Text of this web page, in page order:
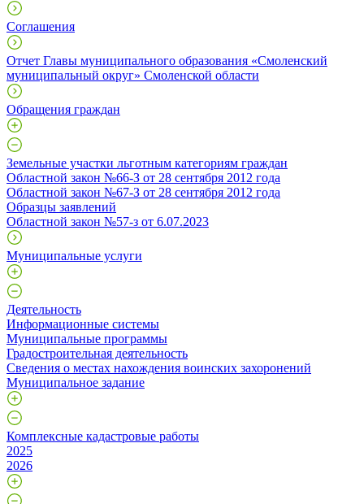
Соглашения
Отчет Главы муниципального образования «Смоленский
муниципальный округ» Смоленской области
Обращения граждан
Земельные участки льготным категориям граждан
Областной закон №66-З от 28 сентября 2012 года
Областной закон №67-З от 28 сентября 2012 года
Образцы заявлений
Областной закон №57-з от 6.07.2023
Муниципальные услуги
Деятельность
Информационные системы
Муниципальные программы
Градостроительная деятельность
Сведения о местах нахождения воинских захоронений
Муниципальное задание
Комплексные кадастровые работы
2025
2026